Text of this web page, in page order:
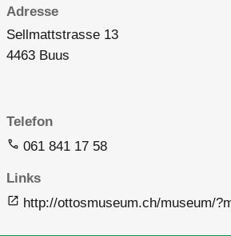
Adresse
Sellmattstrasse 13
4463 Buus
Telefon
061 841 17 58
Links
http://ottosmuseum.ch/museum/